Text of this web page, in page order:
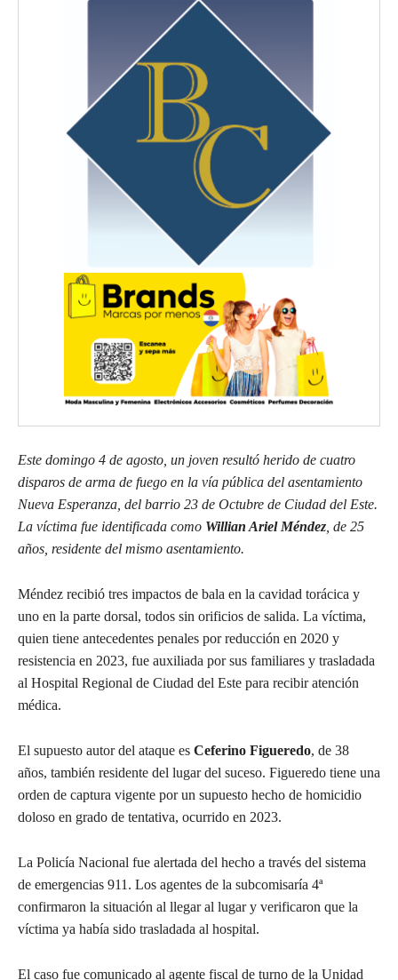
Este domingo 4 de agosto, un joven resultó herido de cuatro
disparos de arma de fuego en la vía pública del asentamiento
Nueva Esperanza, del barrio 23 de Octubre de Ciudad del Este.
La víctima fue identificada como Willian Ariel Méndez , de 25
años, residente del mismo asentamiento.
Méndez recibió tres impactos de bala en la cavidad torácica y
uno en la parte dorsal, todos sin orificios de salida. La víctima,
quien tiene antecedentes penales por reducción en 2020 y
resistencia en 2023, fue auxiliada por sus familiares y trasladada
al Hospital Regional de Ciudad del Este para recibir atención
médica.
El supuesto autor del ataque es Ceferino Figueredo, de 38
años, también residente del lugar del suceso. Figueredo tiene una
orden de captura vigente por un supuesto hecho de homicidio
doloso en grado de tentativa, ocurrido en 2023.
La Policía Nacional fue alertada del hecho a través del sistema
de emergencias 911. Los agentes de la subcomisaría 4ª
confirmaron la situación al llegar al lugar y verificaron que la
víctima ya había sido trasladada al hospital.
El caso fue comunicado al agente fiscal de turno de la Unidad